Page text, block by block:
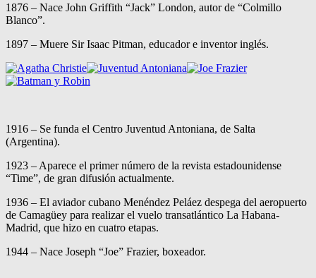
1876 – Nace John Griffith “Jack” London, autor de “Colmillo
Blanco”.
1897 – Muere Sir Isaac Pitman, educador e inventor inglés.
1916 – Se funda el Centro Juventud Antoniana, de Salta
(Argentina).
1923 – Aparece el primer número de la revista estadounidense
“Time”, de gran difusión actualmente.
1936 – El aviador cubano Menéndez Peláez despega del aeropuerto
de Camagüey para realizar el vuelo transatlántico La Habana-
Madrid, que hizo en cuatro etapas.
1944 – Nace Joseph “Joe” Frazier, boxeador.